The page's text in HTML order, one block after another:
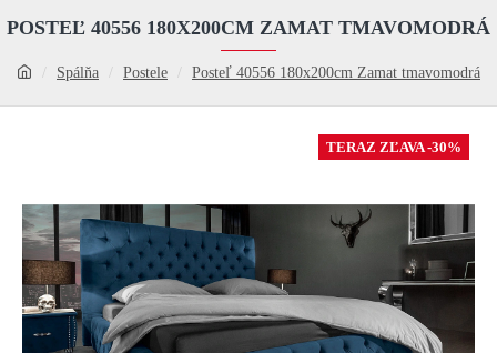
Spálňa Postele Posteľ 40556 180x200cm Zamat tmavomodrá
POSTEĽ 40556 180X200CM ZAMAT TMAVOMODRÁ
TERAZ ZĽAVA -30%